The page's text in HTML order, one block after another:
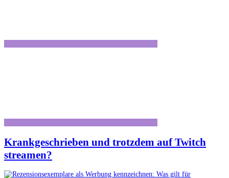
Krankgeschrieben und trotzdem auf Twitch
streamen?